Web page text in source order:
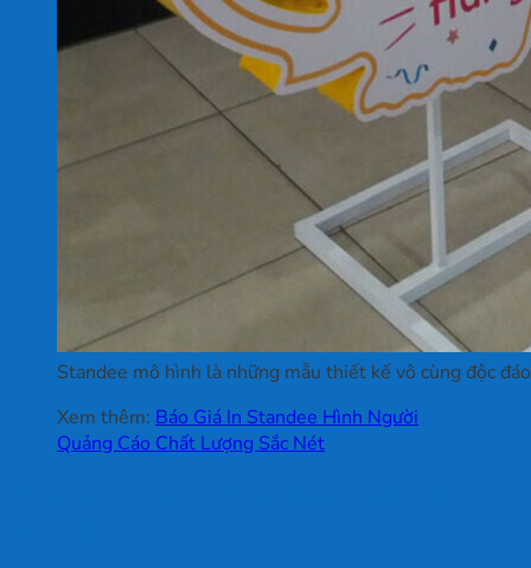
Standee mô hình là những mẫu thiết kế vô cùng độc
Xem thêm: Báo Giá In Standee Hình Người
Quảng Cáo Chất Lượng Sắc Nét